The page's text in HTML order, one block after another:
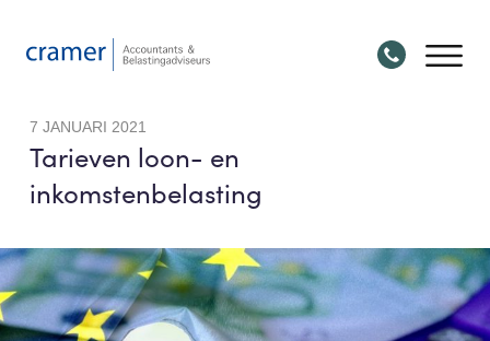
7 JANUARI 2021
Tarieven loon- en
inkomstenbelasting